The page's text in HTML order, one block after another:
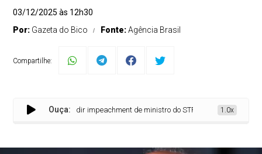
03/12/2025 às 12h30
Por: Gazeta do Bico Fonte:Agência Brasil
Compartilhe:
Ouça:
só PGR pode pedir impeachment de ministro do STF 1.0x